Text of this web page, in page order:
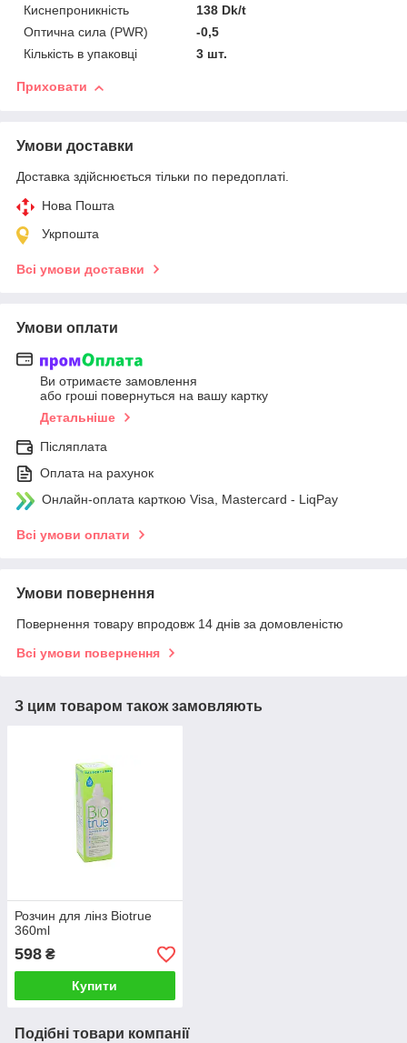
Киснепроникність
138 Dk/t
Оптична сила (PWR)
-0,5
Кількість в упаковці
3 шт.
Приховати
Умови доставки
Доставка здійснюється тільки по передоплаті.
Нова Пошта
Укрпошта
Всі умови доставки
Умови оплати
Ви отримаєте замовлення
або гроші повернуться на вашу картку
Детальніше
Післяплата
Оплата на рахунок
Онлайн-оплата карткою Visa, Mastercard - LiqPay
Всі умови оплати
Умови повернення
Повернення товару впродовж 14 днів за домовленістю
Всі умови повернення
З цим товаром також замовляють
Розчин для лінз Biotrue
360ml
598 ₴
Купити
Подібні товари компанії